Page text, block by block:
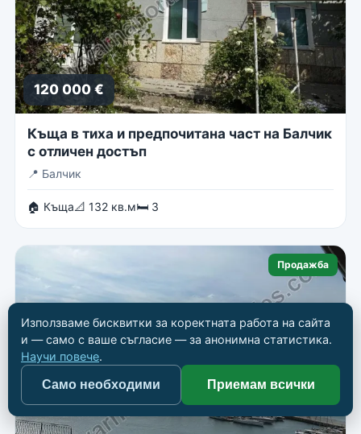
120 000 €
Къща в тиха и предпочитана част на Балчик
с отличен достъп
📍 Балчик
🏠 Къща📐 132 кв.м🛏 3
Продажба
Използваме бисквитки за коректната работа на сайта
и — само с ваше съгласие — за анонимна статистика.
Научи повече.
Само необходими Приемам всички